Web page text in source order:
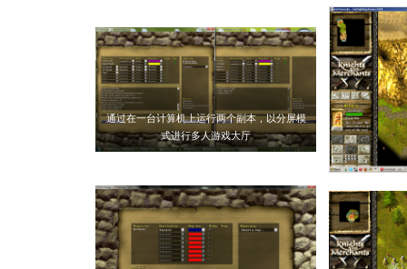
通过在一台计算机上运行两个副本，以分屏模
式进行多人游戏大厅